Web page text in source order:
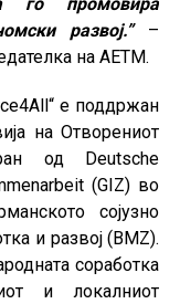
развој.”–
на АЕТМ.
е поддржан
на Oтворениот
од Deutsche
(GIZ) во
сојузно
и развој (BMZ).
соработка
и локалниот